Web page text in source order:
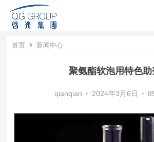
首页 新闻中心
聚氨酯软泡用特色助
qianqian • 2024年3月6日 •